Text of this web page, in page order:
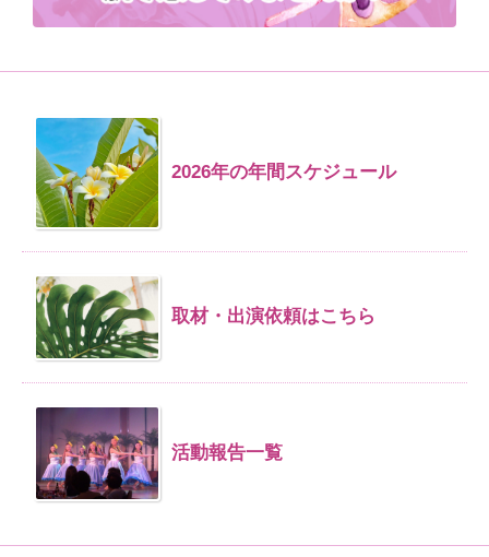
2026年の年間スケジュール
取材・出演依頼はこちら
活動報告一覧